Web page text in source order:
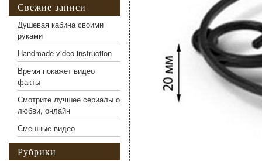
Свежие записи
Душевая кабина своими
руками
Handmade video instruction
Время покажет видео
факты
Смотрите лучшее сериалы о
любви, онлайн
Смешные видео
Рубрики